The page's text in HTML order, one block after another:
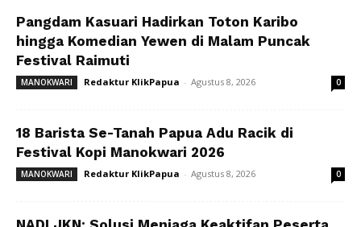
Pangdam Kasuari Hadirkan Toton Karibo
hingga Komedian Yewen di Malam Puncak
Festival Raimuti
MANOKWARI Redaktur KlikPapua - Agustus 8, 2026 0
18 Barista Se-Tanah Papua Adu Racik di
Festival Kopi Manokwari 2026
MANOKWARI Redaktur KlikPapua - Agustus 8, 2026 0